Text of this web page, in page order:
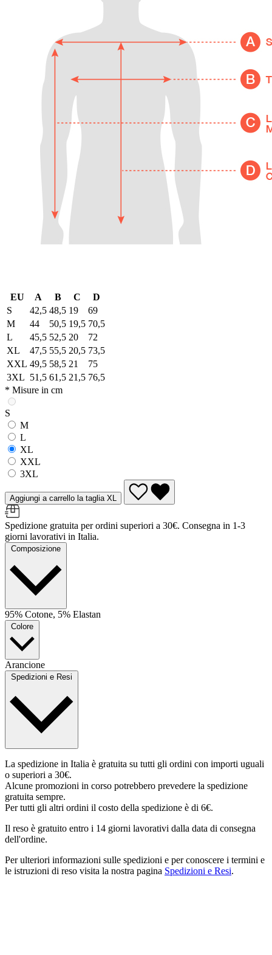
EU A B C
D
S
42,5 48,5 19
69
M
44 50,5 19,5 70,5
L
45,5 52,5 20
72
XL
47,5 55,5 20,5 73,5
XXL 49,5 58,5 21
75
3XL 51,5 61,5 21,5 76,5
* Misure in cm
S
M
L
XL
XXL
3XL
Aggiungi a carrello la taglia XL
Spedizione gratuita per ordini superiori a 30€. Consegna in 1-3
giorni lavorativi in Italia.
Composizione
95% Cotone, 5% Elastan
Colore
Arancione
Spedizioni e Resi
La spedizione in Italia è gratuita su tutti gli ordini con importi uguali
o superiori a 30€.
Alcune promozioni in corso potrebbero prevedere la spedizione
gratuita sempre.
Per tutti gli altri ordini il costo della spedizione è di 6€.
Il reso è gratuito entro i 14 giorni lavorativi dalla data di consegna
dell'ordine.
Per ulteriori informazioni sulle spedizioni e per conoscere i termini e
le istruzioni di reso visita la nostra pagina Spedizioni e Resi.